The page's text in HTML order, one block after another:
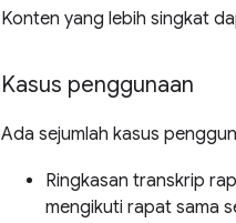
Konten yang lebih singkat
Kasus penggunaan
Ada sejumlah kasus
Ringkasan transkrip
mengikuti rapat sama